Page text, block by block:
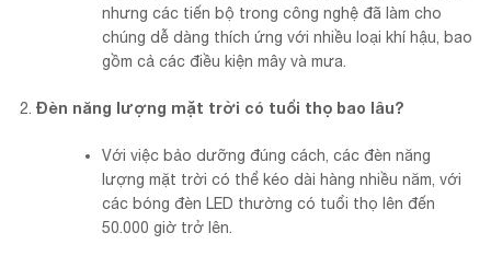
nhưng các tiến bộ trong công nghệ đã làm cho
chúng dễ dàng thích ứng với nhiều loại khí hậu, bao
gồm cả các điều kiện mây và mưa.
Đèn năng lượng mặt trời có tuổi thọ bao lâu?
Với việc bảo dưỡng đúng cách, các đèn năng
lượng mặt trời có thể kéo dài hàng nhiều năm, với
các bóng đèn LED thường có tuổi thọ lên đến
50.000 giờ trở lên.